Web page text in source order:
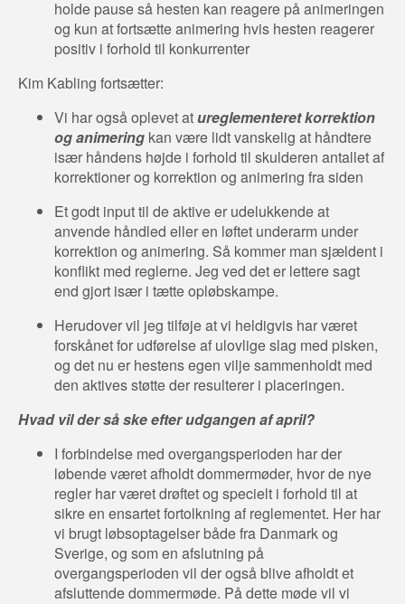
holde pause så hesten kan reagere på animeringen
og kun at fortsætte animering hvis hesten reagerer
positiv i forhold til konkurrenter
Kim Kabling fortsætter:
Vi har også oplevet atureglementeret korrektion
og animering kan være lidt vanskelig at håndtere
især håndens højde i forhold til skulderen antallet af
korrektioner og korrektion og animering fra siden
Et godt input til de aktive er udelukkende at
anvende håndled eller en løftet underarm under
korrektion og animering. Så kommer man sjældent i
konflikt med reglerne. Jeg ved det er lettere sagt
end gjort især i tætte opløbskampe.
Herudover vil jeg tilføje at vi heldigvis har været
forskånet for udførelse af ulovlige slag med pisken,
og det nu er hestens egen vilje sammenholdt med
den aktives støtte der resulterer i placeringen.
Hvad vil der så ske efter udgangen af april?
I forbindelse med overgangsperioden har der
løbende været afholdt dommermøder, hvor de nye
regler har været drøftet og specielt i forhold til at
sikre en ensartet fortolkning af reglementet. Her har
vi brugt løbsoptagelser både fra Danmark og
Sverige, og som en afslutning på
overgangsperioden vil der også blive afholdt et
afsluttende dommermøde. På dette møde vil vi